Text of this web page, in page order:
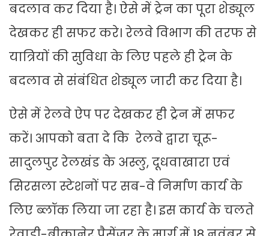
बदलाव कर दिया है। ऐसे में ट्रेन का पूरा शेड्यूल
देखकर ही सफर करे। रेलवे विभाग की तरफ से
यात्रियों की सुविधा के लिए पहले ही ट्रेन के
बदलाव से संबंधित शेड्यूल जारी कर दिया है।
ऐसे में रेलवे ऐप पर देखकर ही ट्रेन में सफर
करें। आपको बता दे कि रेलवे द्वारा चूरू-
सादुलपुर रेलखंड के अस्लु, दूधवाखारा एवं
सिरसला स्टेशनों पर सब-वे निर्माण कार्य के
लिए ब्लॉक लिया जा रहा है। इस कार्य के चलते